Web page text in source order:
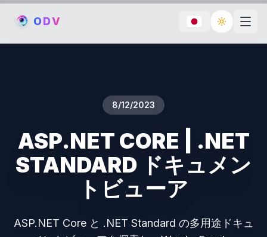
ODV Toggle
8/12/2023
ASP.NET CORE | .NET
STANDARD ドキュメン
トビューア
ASP.NET Core と .NET Standard の多用途ドキュ